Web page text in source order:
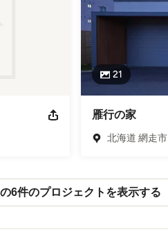
21
雁行の家
北海道 網走市
6件のプロジェクトを表示する